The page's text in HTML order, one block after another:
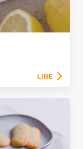
LIRE